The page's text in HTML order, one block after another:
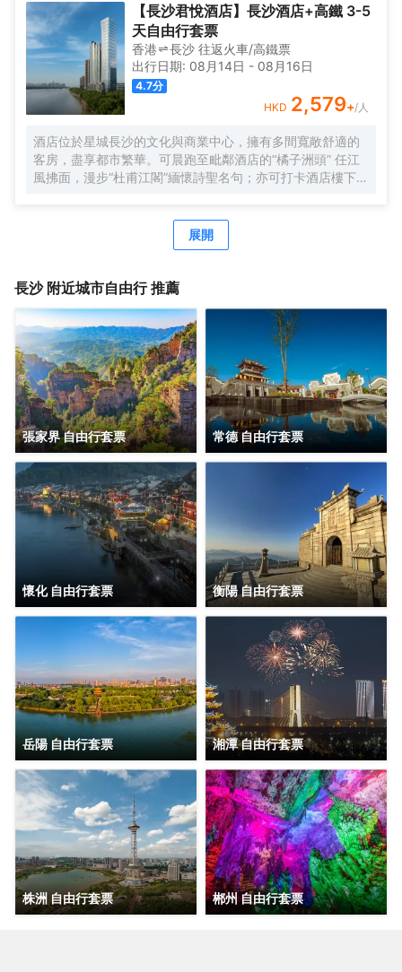
廳、餐廳、會議室及健身房，帶給您視覺、味覺及和運動的
雙重享受。酒店設施設備齊全 ，各類房間面積40㎡以上，城
市美景盡收眼底 。小奢於居，大奢於心，以形 、 味 、 聲的
立體構建傳遞養生智慧 ， 這就是雅緻品牌酒店的東方生活哲
學，更為每一個在城市中漂泊奔忙的心靈 ， 營造尊貴、養心
生活空間 ， 為客人提供大隱於市的度假體驗。
【長沙君悅酒店】長沙酒店+高鐵 3-5
天自由行套票
香港 長沙 往返火車/高鐵票
出行日期: 08月14日 - 08月16日
4.7分
HKD 2,579+/人
酒店位於星城長沙的文化與商業中心，擁有多間寬敞舒適的
客房，盡享都市繁華。可晨跑至毗鄰酒店的“橘子洲頭” 任江
風拂面，漫步“杜甫江閣”緬懷詩聖名句；亦可打卡酒店樓下的
展開
長沙附近城市自由行 推薦
張家界 自由行套票 常德 自由行套票
懷化 自由行套票 衡陽 自由行套票
岳陽 自由行套票 湘潭 自由行套票
株洲 自由行套票 郴州 自由行套票